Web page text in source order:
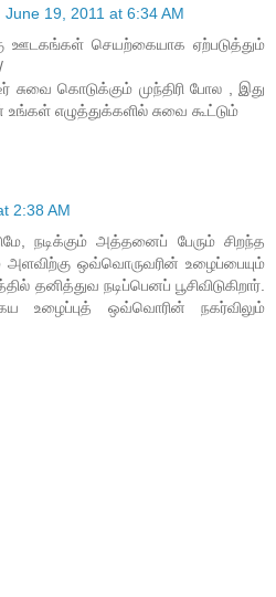
June 19, 2011 at 6:34 AM
ஊடகங்கள் செயற்கையாக ஏற்படுத்தும்
சுவை கொடுக்கும் முந்திரி போல , இது
எழுத்துக்களில் சுவை கூட்டும்
2:38 AM
நடிக்கும் அத்தனைப் பேரும் சிறந்த
அளவிற்கு ஒவ்வொருவரின் உழைப்பையும்
தனித்துவ நடிப்பெனப் பூசிவிடுகிறார்.
உழைப்புத் ஒவ்வொரின் நகர்விலும்